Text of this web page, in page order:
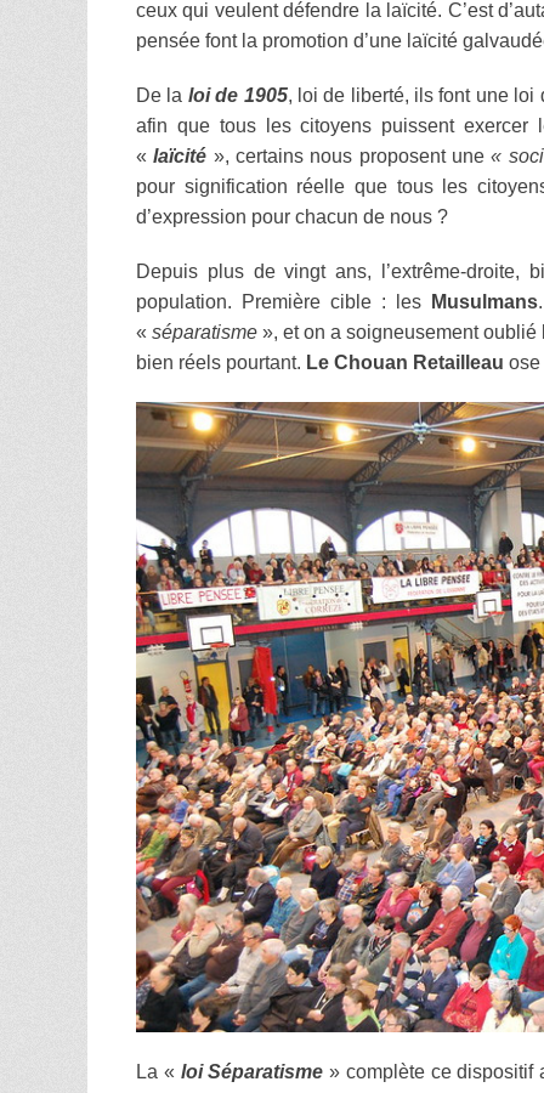
ceux qui veulent défendre la laïcité. C’est
pensée font la promotion d’une laïcité
De la loi de 1905, loi de liberté, ils font une loi
afin que tous les citoyens puissent exercer
«laïcité », certains nous proposent une«
pour signification réelle que tous les
d’expression pour chacun de nous ?
Depuis plus de vingt ans, l’extrême-droite,
population. Première cible : les
Musulmans
« séparatisme », et on a soigneusement
bien réels pourtant. Le Chouan Retailleau ose
La « loi Séparatisme » complète ce dispositif